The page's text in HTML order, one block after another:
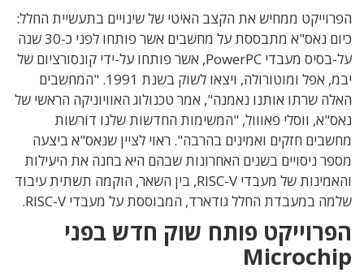
הפרוייקט ממחיש את הקצב האיטי של שינויים בתעשיית החלל:
כיום נאס"א מתבססת על מחשבים אשר פותחו לפני כ-30 שנה
על-בסיס מעבדי PowerPC, אשר פותחו על-ידי קונסורציום של
יבמ, אפל ומוטורולה, ויצאו לשוק בשנת 1991. "המחשבים
האלה שרתו אותנו נאמנה", אמר טכנולוג האוויוניקה הראשי של
נאס"א, ווסלי פאווול, "המשימות החדשות שלנו דורשות
מחשבים חזקים ואמינים בהרבה". ראוי לציין שנאס"א ביצעה
מספר ניסויים בשנים האחרונות שבהם היא בחנה את היעילות
והאמינות של מעבדי RISC-V, בין השאר, הוקמה תשתית עיבוד
שלמה במעבדת החלל גודארד, המבוססת על מעבדי RISC-V.
הפרוייקט פותח שוק חדש בפני
Microchip